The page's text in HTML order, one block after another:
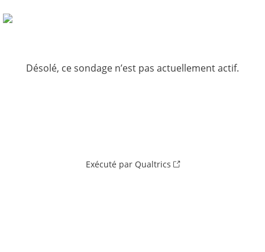
Désolé, ce sondage n’est pas actuellement actif.
Exécuté par Qualtrics